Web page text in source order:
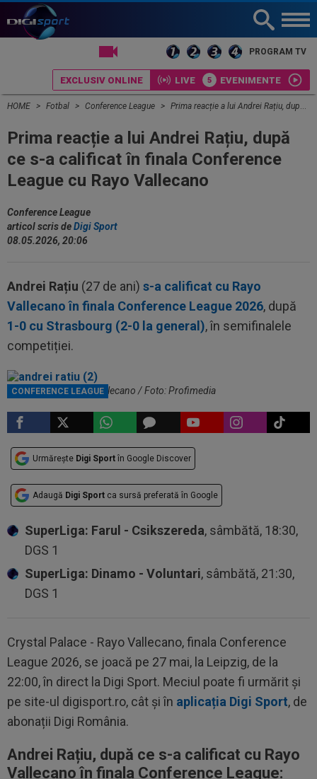
PROGRAM TV
EXCLUSIV ONLINE LIVE EVENIMENTE
HOME Fotbal Conference League Prima reacție a lui Andrei Rațiu, după ce s-a calificat în finala Conference League cu Rayo Vallecano
Prima reacție a lui Andrei Rațiu, după
ce s-a calificat în finala Conference
League cu Rayo Vallecano
Conference League
articol scris deDigi Sport
08.05.2026, 20:06
Andrei Rațiu (27 de ani) s-a calificat cu Rayo
Vallecano în finala Conference League 2026, după
1-0 cu Strasbourg (2-0 la general), în semifinalele
competiției.
CONFERENCE LEAGUE
Andrei Rațiu, la Rayo Vallecano / Foto: Profimedia
Urmărește Digi Sport în Google Discover
Adaugă Digi Sport ca sursă preferată în Google
SuperLiga: Farul - Csikszereda, sâmbătă, 18:30,
DGS 1
SuperLiga: Dinamo - Voluntari, sâmbătă, 21:30,
DGS 1
Crystal Palace - Rayo Vallecano, finala Conference
League 2026, se joacă pe 27 mai, la Leipzig, de la
22:00, în direct la Digi Sport. Meciul poate fi urmărit și
pe site-ul digisport.ro, cât și în aplicația Digi Sport, de
abonații Digi România.
Andrei Rațiu, după ce s-a calificat cu Rayo
Vallecano în finala Conference League: